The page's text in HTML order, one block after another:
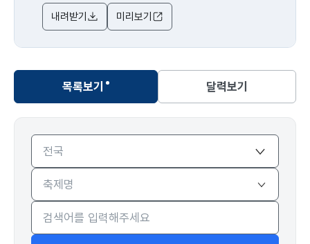
내려받기 미리보기
목록보기
선택됨
달력보기
목록보기
지역
검색대상